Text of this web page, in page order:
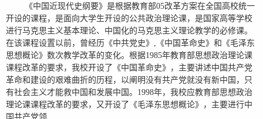
《中国近现代史纲要》是根据教育部05改革方案在全国高校统一
开设的课程，是面向大学生开设的公共政治理论课，是国家高等学校
进行马克思主义基本理论、中国化的马克思主义理论教学的必修课。
在该课程设置以前，曾经历《中共党史》,《中国革命史》和《毛泽东
思想概论》数次教学改革的变化。根据1985年教育部思想政治理论课
课程改革的要求，我校开设了《中国革命史》，主要讲述中国共产党
革命和建设的艰难曲折的历程，以阐明没有共产党就没有新中国，只
有社会主义才能救中国和发展中国。1998年，我校应教育部思想政治
理论课课程改革的要求，又开设了《毛泽东思想概论》，主要进行中
国共产党领...